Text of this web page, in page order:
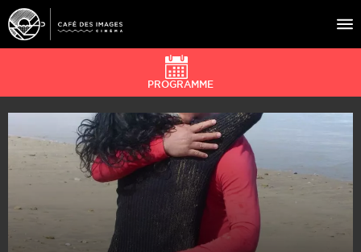
À L’AFFICHE
ÉVÉNEMENTS
CAFÉ DU CINÉ
PRATIQUE
ÉDUCATION AUX IMAGES
PROGRAMME